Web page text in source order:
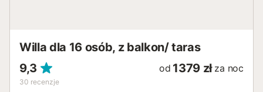
andaluzyjskim słońcu. Teren basenu jest w pełni
ogrodzony, zapewniając bezpieczną przestrzeń do
zabawy dla dzieci. Droga dojazdowa do domu
charaktery...
Willa dla 16 osób, z balkon/ taras
9,3
30 recenzje
od 1379 zł za noc